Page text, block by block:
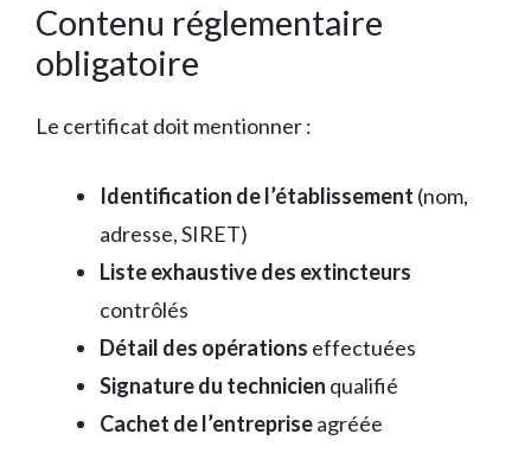
Contenu réglementaire
obligatoire
Le certificat doit mentionner :
Identification de l’établissement (nom,
adresse, SIRET)
Liste exhaustive des extincteurs
contrôlés
Détail des opérations effectuées
Signature du technicien qualifié
Cachet de l’entrepriseagréée